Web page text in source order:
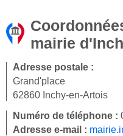
mairie
Adresse postale :
Grand'place
62860 Inchy-en-Artois
Numéro de téléphone :
Adresse e-mail :